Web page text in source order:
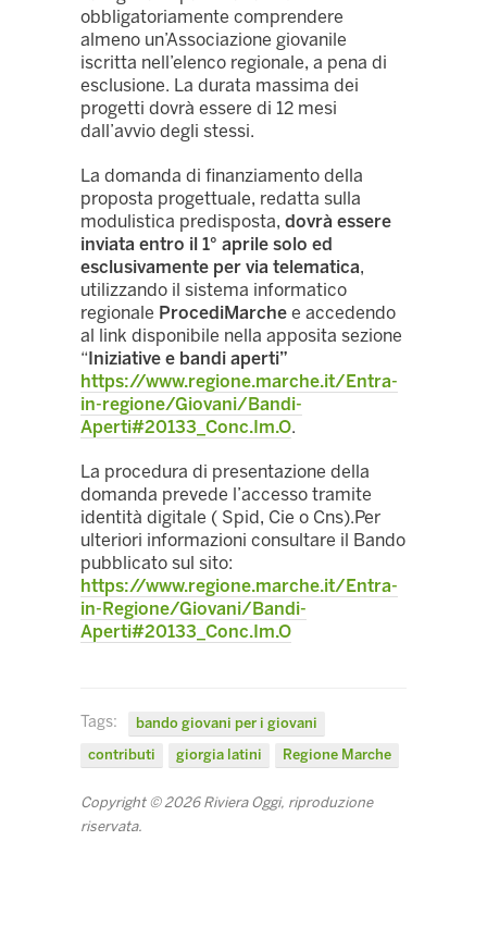
obbligatoriamente comprendere
almeno un’Associazione giovanile
iscritta nell’elenco regionale, a pena di
esclusione. La durata massima dei
progetti dovrà essere di 12 mesi
dall’avvio degli stessi.
La domanda di finanziamento della
proposta progettuale, redatta sulla
modulistica predisposta, dovrà essere
inviata entro il 1° aprile solo ed
esclusivamente per via telematica,
utilizzando il sistema informatico
regionale ProcediMarche e accedendo
al link disponibile nella apposita sezione
“Iniziative e bandi aperti”
https://www.regione.marche.it/Entra-
in-regione/Giovani/Bandi-
Aperti#20133_Conc.Im.O.
La procedura di presentazione della
domanda prevede l’accesso tramite
identità digitale ( Spid, Cie o Cns).Per
ulteriori informazioni consultare il Bando
pubblicato sul sito:
https://www.regione.marche.it/Entra-
in-Regione/Giovani/Bandi-
Aperti#20133_Conc.Im.O
Tags:
bando giovani per i giovani
contributi
giorgia latini Regione Marche
Copyright © 2026 Riviera Oggi, riproduzione
riservata.